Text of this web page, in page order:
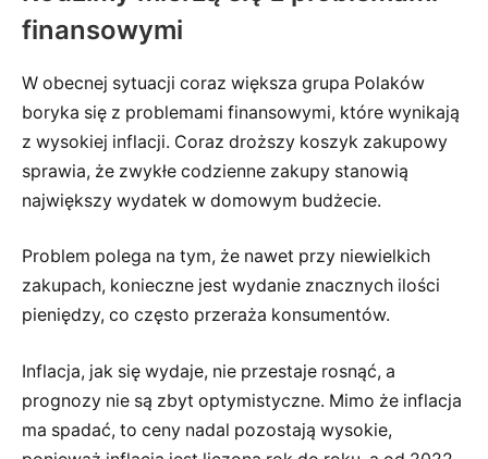
finansowymi
W obecnej sytuacji coraz większa grupa Polaków
boryka się z problemami finansowymi, które wynikają
z wysokiej inflacji. Coraz droższy koszyk zakupowy
sprawia, że zwykłe codzienne zakupy stanowią
największy wydatek w domowym budżecie.
Problem polega na tym, że nawet przy niewielkich
zakupach, konieczne jest wydanie znacznych ilości
pieniędzy, co często przeraża konsumentów.
Inflacja, jak się wydaje, nie przestaje rosnąć, a
prognozy nie są zbyt optymistyczne. Mimo że inflacja
ma spadać, to ceny nadal pozostają wysokie,